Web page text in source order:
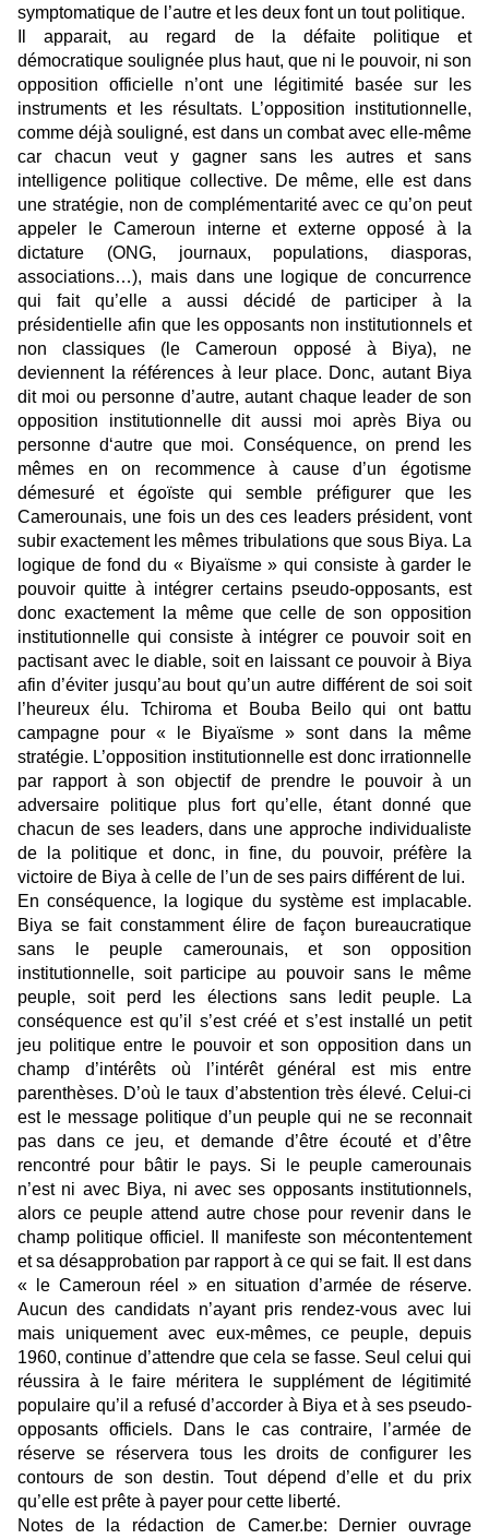
symptomatique de l’autre et les deux font un tout politique.
Il apparait, au regard de la défaite politique et
démocratique soulignée plus haut, que ni le pouvoir, ni son
opposition officielle n’ont une légitimité basée sur les
instruments et les résultats. L’opposition institutionnelle,
comme déjà souligné, est dans un combat avec elle-même
car chacun veut y gagner sans les autres et sans
intelligence politique collective. De même, elle est dans
une stratégie, non de complémentarité avec ce qu’on peut
appeler le Cameroun interne et externe opposé à la
dictature (ONG, journaux, populations, diasporas,
associations…), mais dans une logique de concurrence
qui fait qu’elle a aussi décidé de participer à la
présidentielle afin que les opposants non institutionnels et
non classiques (le Cameroun opposé à Biya), ne
deviennent la références à leur place. Donc, autant Biya
dit moi ou personne d’autre, autant chaque leader de son
opposition institutionnelle dit aussi moi après Biya ou
personne d‘autre que moi. Conséquence, on prend les
mêmes en on recommence à cause d’un égotisme
démesuré et égoïste qui semble préfigurer que les
Camerounais, une fois un des ces leaders président, vont
subir exactement les mêmes tribulations que sous Biya. La
logique de fond du « Biyaïsme » qui consiste à garder le
pouvoir quitte à intégrer certains pseudo-opposants, est
donc exactement la même que celle de son opposition
institutionnelle qui consiste à intégrer ce pouvoir soit en
pactisant avec le diable, soit en laissant ce pouvoir à Biya
afin d’éviter jusqu’au bout qu’un autre différent de soi soit
l’heureux élu. Tchiroma et Bouba Beilo qui ont battu
campagne pour « le Biyaïsme » sont dans la même
stratégie. L’opposition institutionnelle est donc irrationnelle
par rapport à son objectif de prendre le pouvoir à un
adversaire politique plus fort qu’elle, étant donné que
chacun de ses leaders, dans une approche individualiste
de la politique et donc, in fine, du pouvoir, préfère la
victoire de Biya à celle de l’un de ses pairs différent de lui.
En conséquence, la logique du système est implacable.
Biya se fait constamment élire de façon bureaucratique
sans le peuple camerounais, et son opposition
institutionnelle, soit participe au pouvoir sans le même
peuple, soit perd les élections sans ledit peuple. La
conséquence est qu’il s’est créé et s’est installé un petit
jeu politique entre le pouvoir et son opposition dans un
champ d’intérêts où l’intérêt général est mis entre
parenthèses. D’où le taux d’abstention très élevé. Celui-ci
est le message politique d’un peuple qui ne se reconnait
pas dans ce jeu, et demande d’être écouté et d’être
rencontré pour bâtir le pays. Si le peuple camerounais
n’est ni avec Biya, ni avec ses opposants institutionnels,
alors ce peuple attend autre chose pour revenir dans le
champ politique officiel. Il manifeste son mécontentement
et sa désapprobation par rapport à ce qui se fait. Il est dans
« le Cameroun réel » en situation d’armée de réserve.
Aucun des candidats n’ayant pris rendez-vous avec lui
mais uniquement avec eux-mêmes, ce peuple, depuis
1960, continue d’attendre que cela se fasse. Seul celui qui
réussira à le faire méritera le supplément de légitimité
populaire qu’il a refusé d’accorder à Biya et à ses pseudo-
opposants officiels. Dans le cas contraire, l’armée de
réserve se réservera tous les droits de configurer les
contours de son destin. Tout dépend d’elle et du prix
qu’elle est prête à payer pour cette liberté.
Notes de la rédaction de Camer.be: Dernier ouvrage